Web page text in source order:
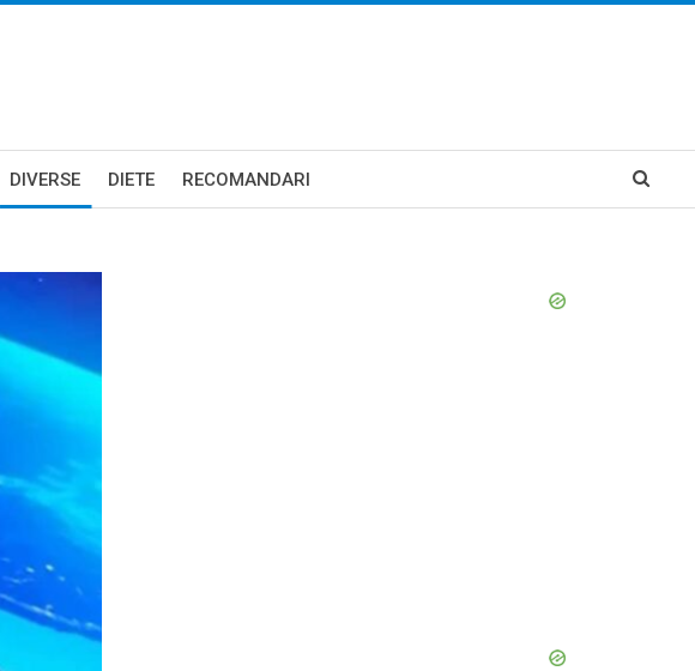
DIVERSE DIETE RECOMANDARI